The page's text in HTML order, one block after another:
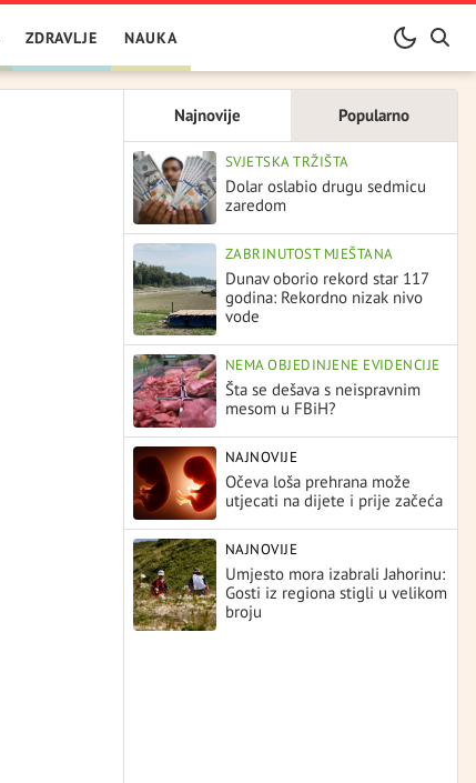
ZDRAVLJE NAUKA
Najnovije Popularno
SVJETSKA TRŽIŠTA
Dolar oslabio drugu sedmicu
zaredom
ZABRINUTOST MJEŠTANA
Dunav oborio rekord star 117
godina: Rekordno nizak nivo
vode
NEMA OBJEDINJENE EVIDENCIJE
Šta se dešava s neispravnim
mesom u FBiH?
NAJNOVIJE
Očeva loša prehrana može
utjecati na dijete i prije začeća
NAJNOVIJE
Umjesto mora izabrali Jahorinu:
Gosti iz regiona stigli u velikom
broju